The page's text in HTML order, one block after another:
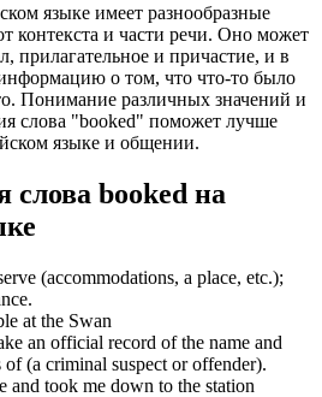
языке имеет разнообразные
контекста и части речи. Оно может
прилагательное и причастие, и в
о том, что что-то было
Понимание различных значений и
слова "booked" поможет лучше
языке и общении.
слова booked на
(accommodations, a place, etc.);
at the Swan
an official record of the name and
of (a criminal suspect or offender).
and took me down to the station